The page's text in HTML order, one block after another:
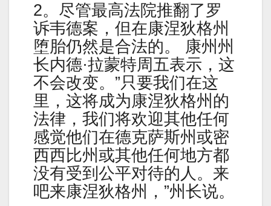
2。尽管最高法院推翻了罗
诉韦德案，但在康涅狄格州
堕胎仍然是合法的。 康州州
长内德·拉蒙特周五表示，这
不会改变。”只要我们在这
里，这将成为康涅狄格州的
法律，我们将欢迎其他任何
感觉他们在德克萨斯州或密
西西比州或其他任何地方都
没有受到公平对待的人。来
吧来康涅狄格州，”州长说。